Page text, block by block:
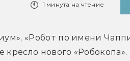
1 минута на чтение
«Робот по имени
нового «Робокопа».